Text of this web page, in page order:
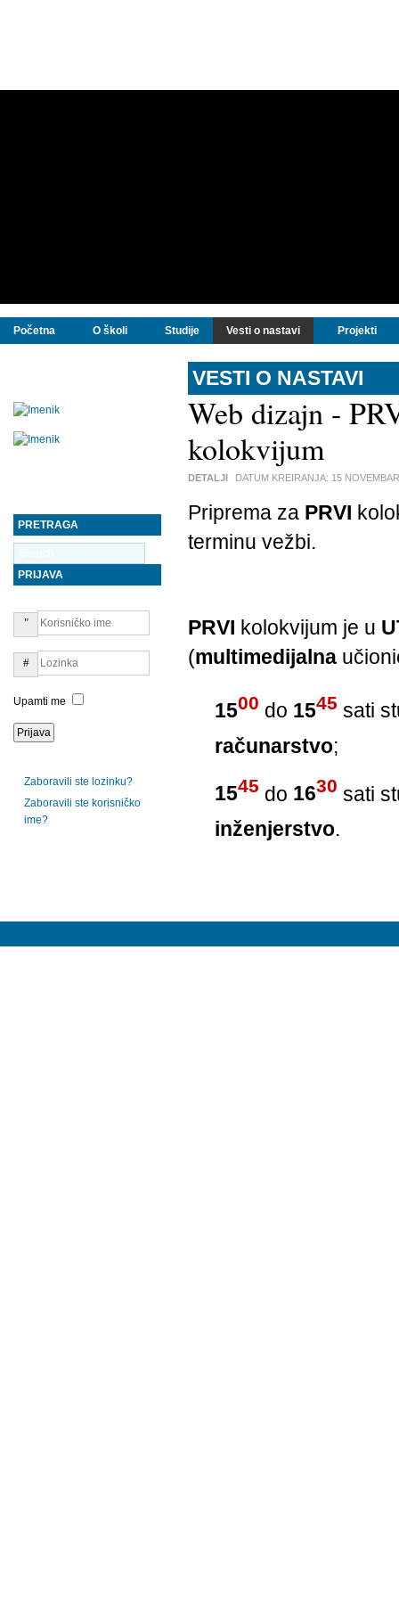
Početna O školi Studije Vesti o nastavi Projekti
VESTI O NASTAVI
Web dizajn -
kolokvijum
DETALJI DATUM KREIRANJA: 15
Priprema za PRVI
terminu vežbi.
PRVI kolokvijum je u
(multimedijalna
1500 do 1545 sati
računarstvo;
1545 do 1630 sati
inženjerstvo.
PRETRAGA
PRIJAVA
Upamti me
Zaboravili ste lozinku?
Zaboravili ste korisničko
ime?